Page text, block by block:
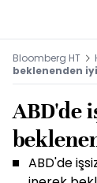
Bloomberg HT
beklenenden iyi
ABD'de
ABD'de